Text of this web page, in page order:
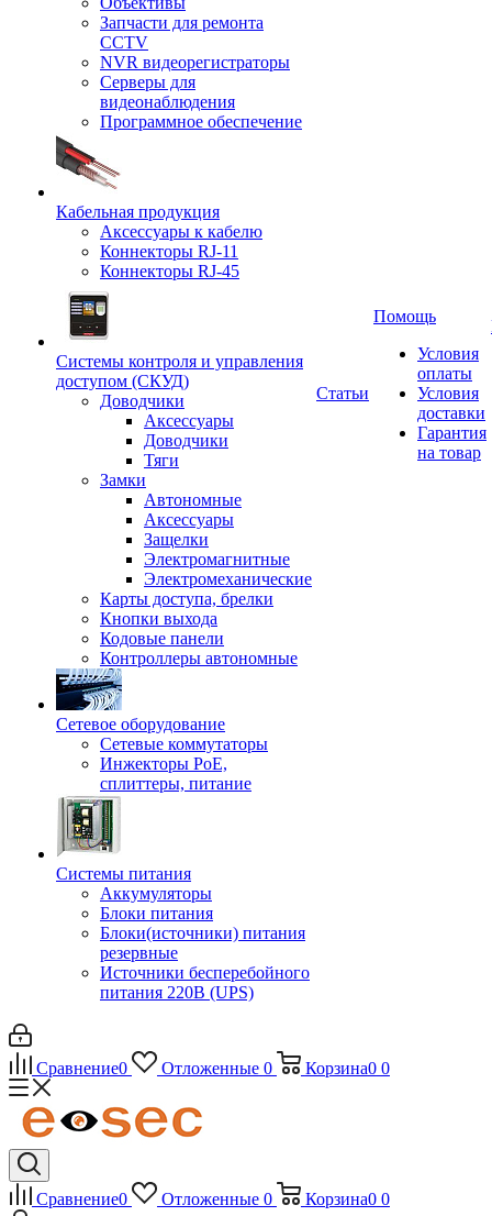
Запчасти для ремонта
CCTV
NVR видеорегистраторы
Серверы для
видеонаблюдения
Программное обеспечение
Кабельная продукция
Аксессуары к кабелю
Коннекторы RJ-11
Коннекторы RJ-45
Системы контроля и управления
доступом (СКУД)
Доводчики
Аксессуары
Доводчики
Тяги
Замки
Автономные
Аксессуары
Защелки
Электромагнитные
Электромеханические
Карты доступа, брелки
Кнопки выхода
Кодовые панели
Контроллеры автономные
Сетевое оборудование
Сетевые коммутаторы
Инжекторы РоЕ,
сплиттеры, питание
Системы питания
Аккумуляторы
Блоки питания
Блоки(источники) питания
резервные
Источники бесперебойного
питания 220В (UPS)
Статьи
Помощь
Условия
оплаты
Условия
доставки
Гарантия
на товар
Сравнение0 Отложенные 0 Корзина0 0
Сравнение0 Отложенные 0 Корзина0 0